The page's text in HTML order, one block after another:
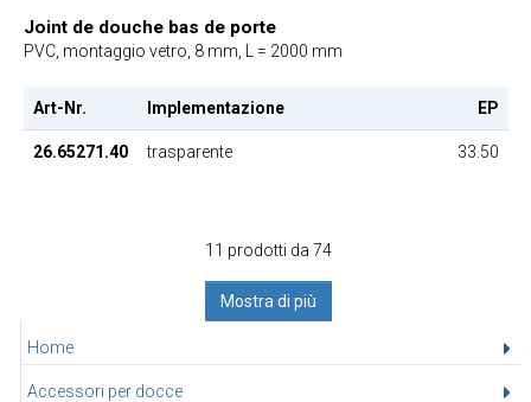
Home
Accessori per docce
Joint de douche bas de porte
PVC, montaggio vetro, 8 mm, L = 2000 mm
Art-Nr. Implementazione EP
26.65271.40 trasparente 33.50
11 prodotti da 74
Mostra di più